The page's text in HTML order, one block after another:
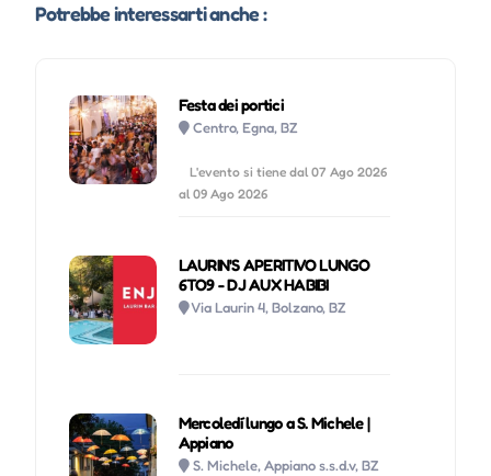
Potrebbe interessarti anche :
Festa dei portici
Centro, Egna, BZ
L'evento si tiene dal 07 Ago 2026
al 09 Ago 2026
LAURIN'S APERITIVO LUNGO
6TO9 - DJ AUX HABIBI
Via Laurin 4, Bolzano, BZ
Mercoledí lungo a S. Michele |
Appiano
S. Michele, Appiano s.s.d.v, BZ